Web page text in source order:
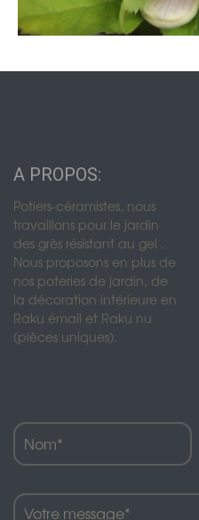
A PROPOS:
Potiers-céramistes, nous
travaillons pour le jardin
des grès résistant au gel .
Nous proposons en plus de
nos poteries de jardin, de
la décoration intérieure en
Raku émail et Raku nu
(pièces uniques).